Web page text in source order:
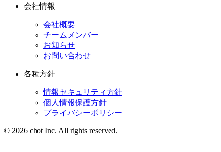
会社情報
会社概要
チームメンバー
お知らせ
お問い合わせ
各種方針
情報セキュリティ方針
個人情報保護方針
プライバシーポリシー
© 2026 chot Inc. All rights reserved.